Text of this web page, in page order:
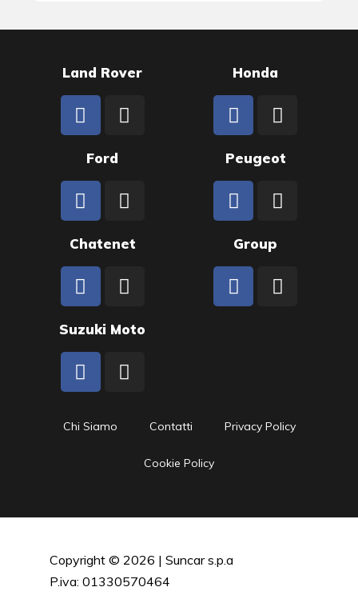
Land Rover Honda
Ford Peugeot
Chatenet Group
Suzuki Moto
Chi Siamo Contatti Privacy Policy
Cookie Policy
Copyright © 2026 | Suncar s.p.a
P.iva: 01330570464